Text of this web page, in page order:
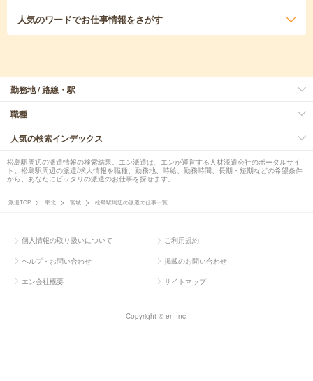
人気のワードでお仕事情報をさがす
勤務地 / 路線・駅
職種
人気の検索インデックス
松島駅周辺の派遣情報の検索結果。エン派遣は、エンが運営する人材派遣会社のポータルサイ
ト。松島駅周辺の派遣/求人情報を職種、勤務地、時給、勤務時間、長期・短期などの希望条件
から、あなたにピッタリの派遣のお仕事を探せます。
派遣TOP 東北 宮城 松島駅周辺の派遣の仕事一覧
個人情報の取り扱いについて ご利用規約
ヘルプ・お問い合わせ 掲載のお問い合わせ
エン会社概要 サイトマップ
Copyright © en Inc.